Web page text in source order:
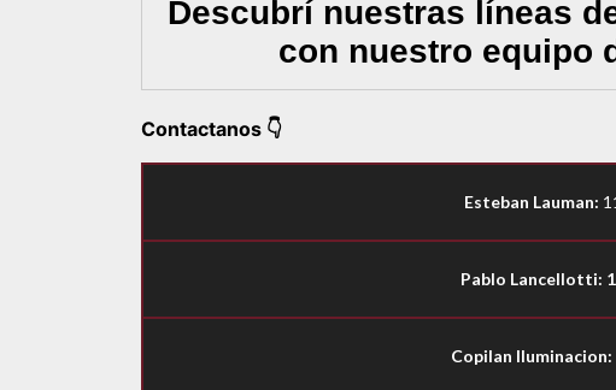
Descubrí nuestras líneas
con nuestro equipo
Contactanos 👇
Esteban Lauman:
Pablo Lancellotti:
Copilan Iluminacion: